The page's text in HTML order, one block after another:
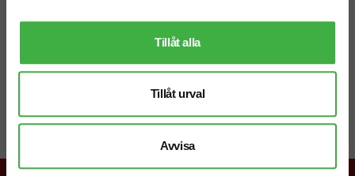
Tillåt alla
Tillåt urval
Avvisa
Starta en chatt i högra hörnet så svarar vi dig direkt!